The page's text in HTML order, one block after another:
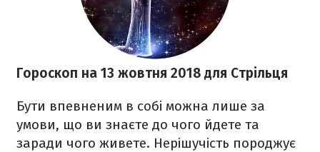
Гороскоп на 13 жовтня 2018 для Стрільця
Бути впевненим в собі можна лише за
умови, що ви знаєте до чого йдете та
заради чого живете. Нерішучість породжує